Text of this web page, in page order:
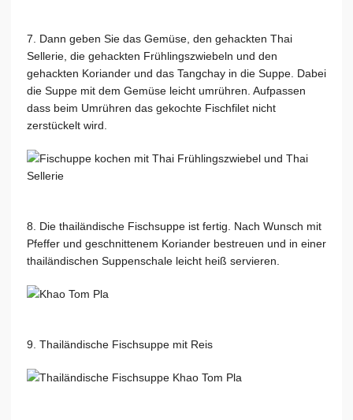
7. Dann geben Sie das Gemüse, den gehackten Thai
Sellerie, die gehackten Frühlingszwiebeln und den
gehackten Koriander und das Tangchay in die Suppe. Dabei
die Suppe mit dem Gemüse leicht umrühren. Aufpassen
dass beim Umrühren das gekochte Fischfilet nicht
zerstückelt wird.
8. Die thailändische Fischsuppe ist fertig. Nach Wunsch mit
Pfeffer und geschnittenem Koriander bestreuen und in einer
thailändischen Suppenschale leicht heiß servieren.
9. Thailändische Fischsuppe mit Reis